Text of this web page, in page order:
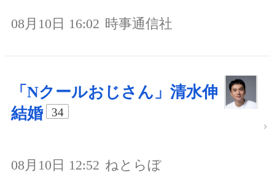
08月10日 16:02 時事通信社
「Nクールおじさん」清水伸
結婚
34
08月10日 12:52 ねとらぼ